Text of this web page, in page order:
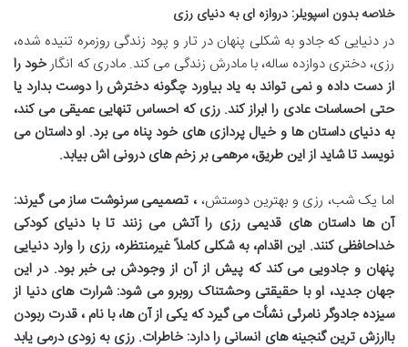
خلاصه بدون اسپویلر: دروازه ای به دنیای رزی
در دنیایی که جادو به شکلی پنهان در تار و پود زندگی روزمره تنیده شده،
رزی، دختری دوازده ساله، با مادرش زندگی می کند. مادری که انگارخود را
از دست داده و نمی تواند به یاد بیاورد چگونه دخترش را دوست بدارد یا
حتی احساسات عادی را ابراز کند. رزی که احساس تنهایی عمیقی می کند،
به دنیای داستان ها و خیال پردازی های خود پناه می برد. او داستان می
نویسد تا شاید از این طریق، مرهمی بر زخم های درونی اش بیابد.
اما یک شب، رزی و بهترین دوستش،، تصمیمی سرنوشت ساز می گیرند:
آن ها داستان های قدیمی رزی را آتش می زنند تا با دنیای کودکی
خداحافظی کنند. این اقدام، به شکلی کاملاً غیرمنتظره، رزی را وارد دنیایی
پنهان و جادویی می کند که پیش از آن از وجودش بی خبر بود. در این
جهان جدید، او با حقیقتی وحشتناک روبرو می شود: شرارت های دنیا از
سیزده جادوگر نامرئی نشأت می گیرد که یکی از آن ها، با نام ، قدرت ربودن
باارزش ترین گنجینه های انسانی را دارد: خاطرات. رزی به زودی درمی یابد